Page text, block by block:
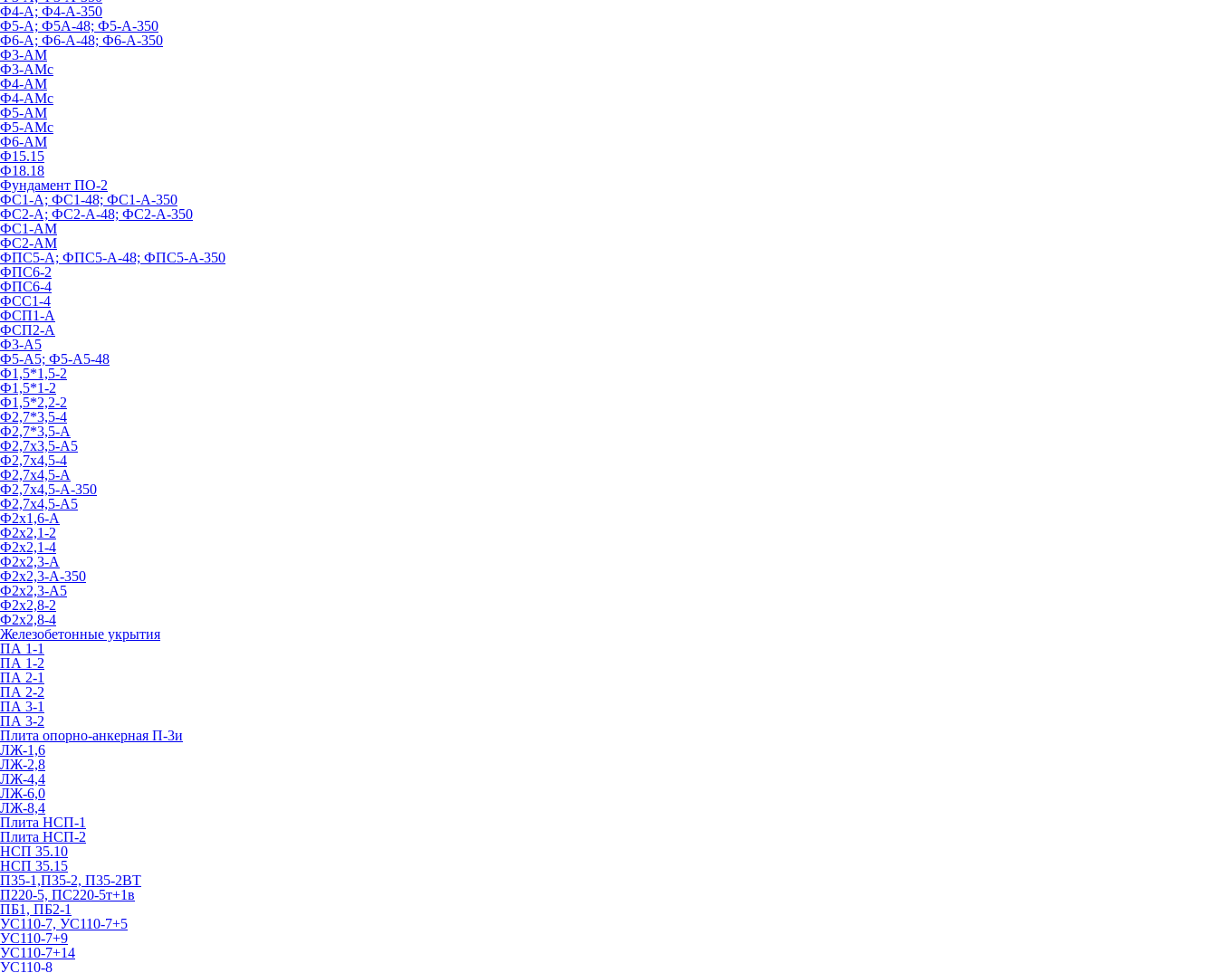
Ф4-А; Ф4-А-350
Ф5-А; Ф5А-48; Ф5-А-350
Ф6-А; Ф6-А-48; Ф6-А-350
Ф3-АМ
Ф3-АМс
Ф4-АМ
Ф4-АМс
Ф5-АМ
Ф5-АМс
Ф6-АМ
Ф15.15
Ф18.18
Фундамент ПО‑2
ФС1-А; ФС1-48; ФС1-А-350
ФС2-А; ФС2-А-48; ФС2-А-350
ФС1-АМ
ФС2-АМ
ФПС5-А; ФПС5-А-48; ФПС5-А-350
ФПС6-2
ФПС6-4
ФСС1-4
ФСП1-А
ФСП2-А
Ф3-А5
Ф5-А5; Ф5-А5-48
Ф1,5*1,5-2
Ф1,5*1-2
Ф1,5*2,2-2
Ф2,7*3,5-4
Ф2,7*3,5-А
Ф2,7х3,5-А5
Ф2,7х4,5-4
Ф2,7х4,5-А
Ф2,7х4,5-А-350
Ф2,7х4,5-А5
Ф2х1,6-А
Ф2х2,1-2
Ф2х2,1-4
Ф2х2,3-А
Ф2х2,3-А-350
Ф2х2,3-А5
Ф2х2,8-2
Ф2х2,8-4
Железобетонные укрытия
ПА 1-1
ПА 1-2
ПА 2-1
ПА 2-2
ПА 3-1
ПА 3-2
Плита опорно-анкерная П-3и
ЛЖ-1,6
ЛЖ-2,8
ЛЖ-4,4
ЛЖ-6,0
ЛЖ-8,4
Плита НСП-1
Плита НСП-2
НСП 35.10
НСП 35.15
П35-1,П35-2, П35-2ВТ
П220-5, ПС220-5т+1в
ПБ1, ПБ2-1
УС110-7, УС110-7+5
УС110-7+9
УС110-7+14
УС110-8